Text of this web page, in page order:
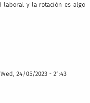
laboral y la rotación es algo
24/05/2023 - 21:43